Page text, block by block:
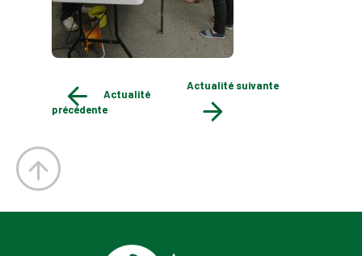
Actualité
précédente
Actualité suivante